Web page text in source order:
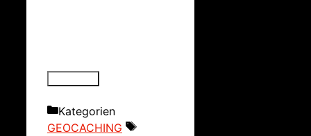
Kategorien
GEOCACHING